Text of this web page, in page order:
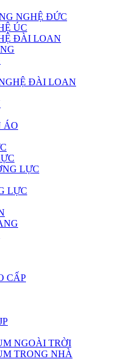
NGHỆ ĐỨC
ÚC
ĐÀI LOAN
ĐÀI LOAN
ÁO
LỰC
LỰC
CẤP
NGOÀI TRỜI
TRONG NHÀ